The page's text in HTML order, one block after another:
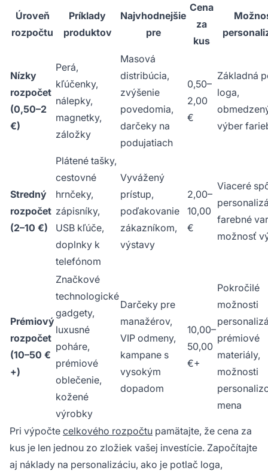
Úroveň
rozpočtu
Príklady
produktov
Najvhodnejšie
pre
Cena
za
kus
Nízky
rozpočet
(0,50–2
€)
Perá,
kľúčenky,
nálepky,
magnetky,
záložky
Masová
distribúcia,
zvýšenie
povedomia,
darčeky na
podujatiach
0,50–
2,00
€
Základná
loga,
výber
Stredný
rozpočet
(2–10 €)
Plátené tašky,
cestovné
hrnčeky,
zápisníky,
USB kľúče,
doplnky k
telefónom
Vyvážený
prístup,
poďakovanie
zákazníkom,
výstavy
2,00–
10,00
€
Viaceré
farebné
možnosť
Prémiový
rozpočet
(10–50 €
+)
Značkové
technologické
gadgety,
luxusné
poháre,
prémiové
oblečenie,
kožené
výrobky
Darčeky pre
manažérov,
VIP odmeny,
kampane s
vysokým
dopadom
10,00–
50,00
€+
Pokročilé
možnosti
prémiové
materiály,
možnosti
mena
Pri výpočte celkového rozpočtu pamätajte, že cena za
kus je len jednou zo zložiek vašej investície. Započítajte
aj náklady na personalizáciu, ako je potlač loga,